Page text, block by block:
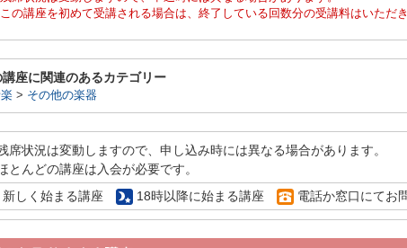
この講座を初めて受講される場合は、終了している回数分の受講料はいただき
講座に関連のあるカテゴリー
> その他の楽器
席状況は変動しますので、申し込み時には異なる場合があります。
とんどの講座は入会が必要です。
新しく始まる講座
18時以降に始まる講座 電話か窓口にてお